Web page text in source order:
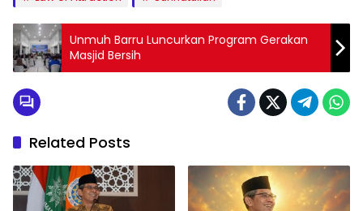
Unmuh Barru Luncurkan Program Gerakan
Masjid Bersih
Related Posts